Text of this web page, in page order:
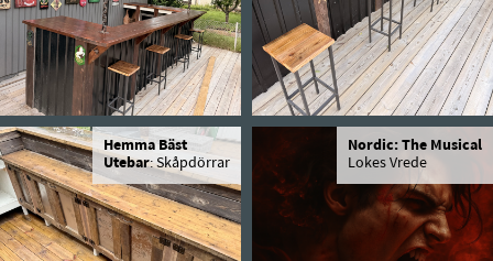
Hemma Bäst
Utebar: Skåpdörrar
Nordic: The Musical
Lokes Vrede